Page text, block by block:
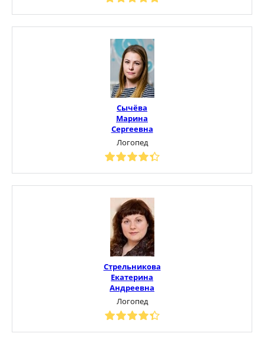
Сычёва
Марина
Сергеевна
Логопед
Стрельникова
Екатерина
Андреевна
Логопед